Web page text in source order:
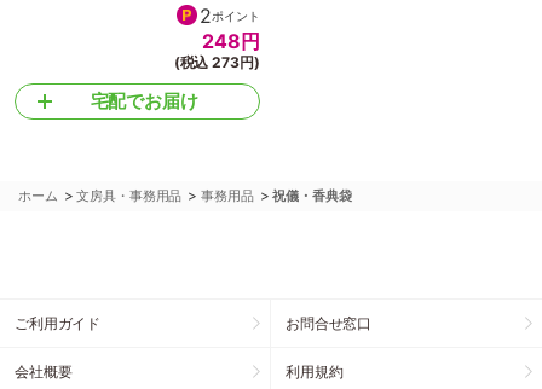
2ポイント
248 円
(税込 273円)
宅配でお届け
ホーム >文房具・事務用品 >事務用品 >祝儀・香典袋
ご利用ガイド お問合せ窓口
会社概要 利用規約